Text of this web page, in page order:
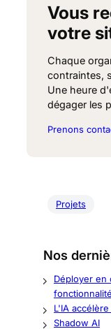
Vous
votre
Chaque
contraintes,
Une heure
dégager les
Prenons
Projets
Nos
Déployer en
L'IA
Shadow AI